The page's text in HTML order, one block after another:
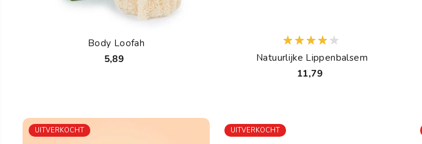
Body Loofah
5,89
Natuurlijke Lippenbalsem
11,79
UITVERKOCHT UITVERKOCHT